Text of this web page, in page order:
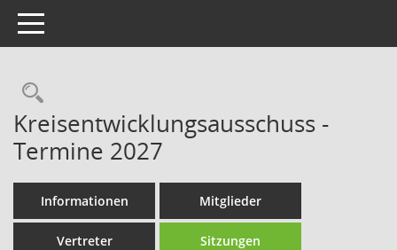
Toggle navigation
Rechercheauswahl
Kreisentwicklungsausschuss -
Termine 2027
Informationen Mitglieder
Vertreter Sitzungen